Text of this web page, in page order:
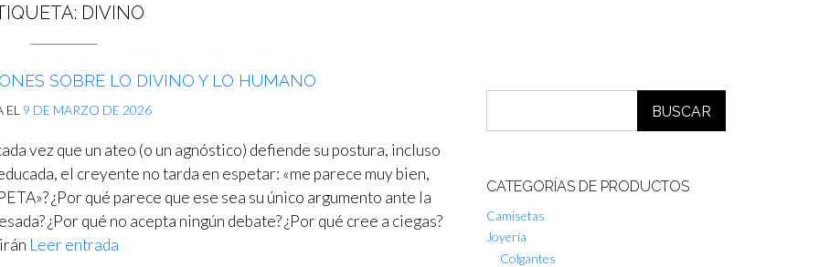
DIVINO
SOBRE LO DIVINO Y LO HUMANO
9 DE MARZO DE 2026
vez que un ateo (o un agnóstico) defiende su postura, incluso
el creyente no tarda en espetar: «me parece muy bien,
¿Por qué parece que ese sea su único argumento ante la
¿Por qué no acepta ningún debate? ¿Por qué cree a ciegas?
Leer entrada
BUSCAR
CATEGORÍAS DE PRODUCTOS
Camisetas
Joyería
Colgantes